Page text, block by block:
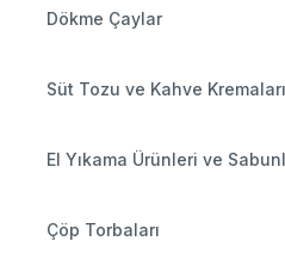
Dökme Çaylar
Süt Tozu ve Kahve Kremaları
El Yıkama Ürünleri ve
Çöp Torbaları